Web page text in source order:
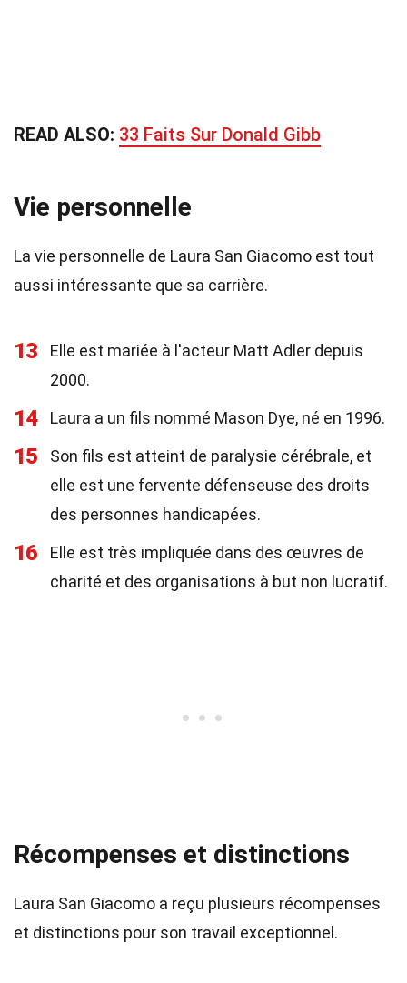
READ ALSO: 33 Faits Sur Donald Gibb
Vie personnelle
La vie personnelle de Laura San Giacomo est tout
aussi intéressante que sa carrière.
13
Elle est mariée à l'acteur Matt Adler depuis
2000.
14 Laura a un fils nommé Mason Dye, né en 1996.
15
Son fils est atteint de paralysie cérébrale, et
elle est une fervente défenseuse des droits
des personnes handicapées.
16
Elle est très impliquée dans des œuvres de
charité et des organisations à but non lucratif.
Récompenses et distinctions
Laura San Giacomo a reçu plusieurs récompenses
et distinctions pour son travail exceptionnel.